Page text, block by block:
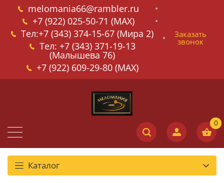
melomania66@rambler.ru
+7 (922) 025-50-71 (MAX)
Тел:+7 (343) 374-15-67 (Мира 2)
Тел: +7 (343) 371-19-13
(Малышева 76)
+7 (922) 609-29-80 (MAX)
Заказать
звонок
Каталог